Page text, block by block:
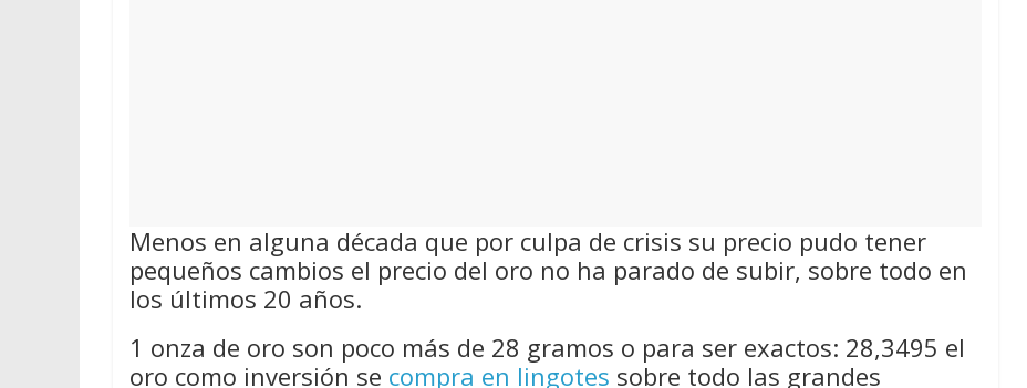
Menos en alguna década que por culpa de crisis su precio pudo tener
pequeños cambios el precio del oro no ha parado de subir, sobre todo en
los últimos 20 años.
1 onza de oro son poco más de 28 gramos o para ser exactos: 28,3495 el
oro como inversión se compra en lingotes sobre todo las grandes